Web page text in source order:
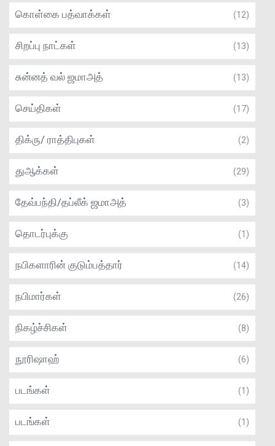
கொள்கை பத்வாக்கள் (12)
சிறப்பு நாட்கள் (13)
சுன்னத் வல் ஜமாஅத் (13)
செய்திகள் (17)
திக்ரு/ ராத்திபுகள் (2)
துஆக்கள் (29)
தேவ்பந்தி/தப்லீக் ஜமாஅத் (3)
தொடர்புக்கு (1)
நபிகளாரின் குடும்பத்தார் (14)
நபிமார்கள் (26)
நிகழ்ச்சிகள் (8)
நூரிஷாஹ் (6)
படங்கள் (1)
படங்கள் (1)